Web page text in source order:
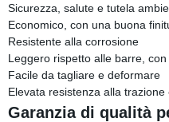
Sicurezza, salute e tutela
Economico, con una buona
Resistente alla corrosione
Leggero rispetto alle barre,
Facile da tagliare e deformare
Elevata resistenza alla trazione
Garanzia di qualità